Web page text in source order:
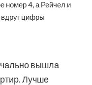
номер 4, а Рейчел и
цифры
вышла
Лучше